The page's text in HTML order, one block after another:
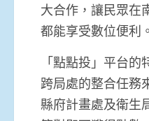
大合作，讓民眾在
都能享受數位便利。
「點點投」平台
跨局處的整合任務
縣府計畫處及衛生